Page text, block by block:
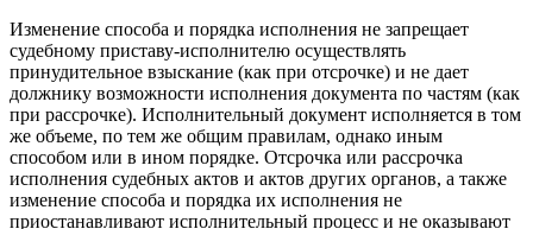
Изменение способа и порядка исполнения не запрещает
судебному приставу-исполнителю осуществлять
принудительное взыскание (как при отсрочке) и не дает
должнику возможности исполнения документа по частям (как
при рассрочке). Исполнительный документ исполняется в том
же объеме, по тем же общим правилам, однако иным
способом или в ином порядке. Отсрочка или рассрочка
исполнения судебных актов и актов других органов, а также
изменение способа и порядка их исполнения не
приостанавливают исполнительный процесс и не оказывают